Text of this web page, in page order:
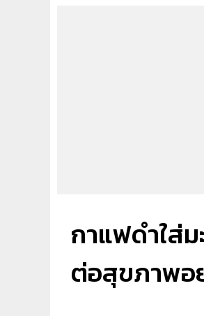
กาแฟดำใส่ม
ต่อสุขภาพอ